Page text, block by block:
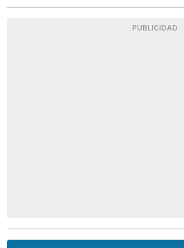
PUBLICIDAD